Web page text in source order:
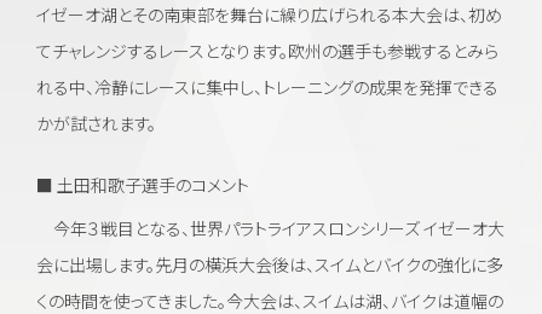
イゼーオ湖とその南東部を舞台に繰り広げられる本大会は、初め
てチャレンジする レースとなります。欧州の選手も参戦するとみら
れる中、冷静にレースに集中し、トレーニングの成果を発揮できる
かが試されます。
■ 土田和歌子選手のコメント
今年３戦目となる、世界パラトライアスロンシリーズ イゼーオ大
会に出場します。先月の横浜大会後は、スイムとバイクの強化に多
くの時間を使ってきました。今大会は、スイムは湖、バイクは道幅の